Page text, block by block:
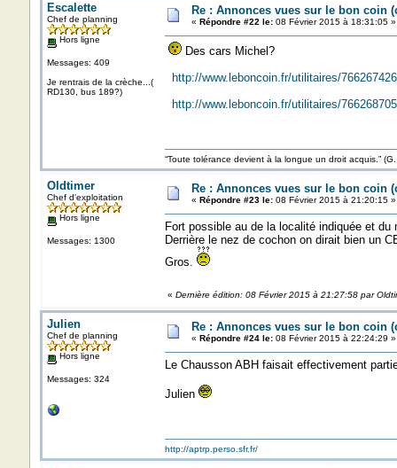
Escalette
Chef de planning
Hors ligne
Messages: 409
Je rentrais de la crèche...(
RD130, bus 189?)
Re : Annonces vues sur le bon coin
« Répondre #22 le:08 Février 2015 à 18:31:05 »
Des cars Michel?
http://www.leboncoin.fr/utilitaires/
http://www.leboncoin.fr/utilitaires/
“Toute tolérance devient à la longue un droit acquis.”
Oldtimer
Chef d'exploitation
Hors ligne
Messages: 1300
Re : Annonces vues sur le bon coin
« Répondre #23 le:08 Février 2015 à 21:20:15 »
Fort possible au de la localité indiquée et du
Derrière le nez de cochon on dirait bien un
Gros.
« Dernière édition: 08 Février 2015 à 21:27:58 par
Julien
Chef de planning
Hors ligne
Messages: 324
Re : Annonces vues sur le bon coin
« Répondre #24 le:08 Février 2015 à 22:24:29 »
Le Chausson ABH faisait effectivement
Julien
http://aptrp.perso.sfr.fr/